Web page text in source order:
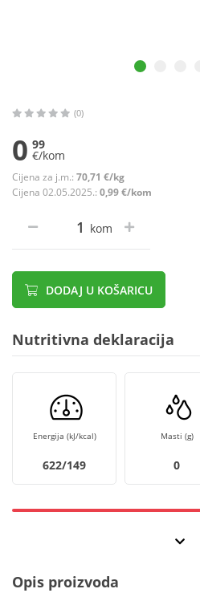
(0)
0 99
€/kom
Cijena za j.m.: 70,71 €/kg
Cijena 02.05.2025.: 0,99 €/kom
kom
DODAJ U KOŠARICU
Nutritivna deklaracija
Energija (kJ/kcal)
622/149
Masti (g)
0
Opis proizvoda